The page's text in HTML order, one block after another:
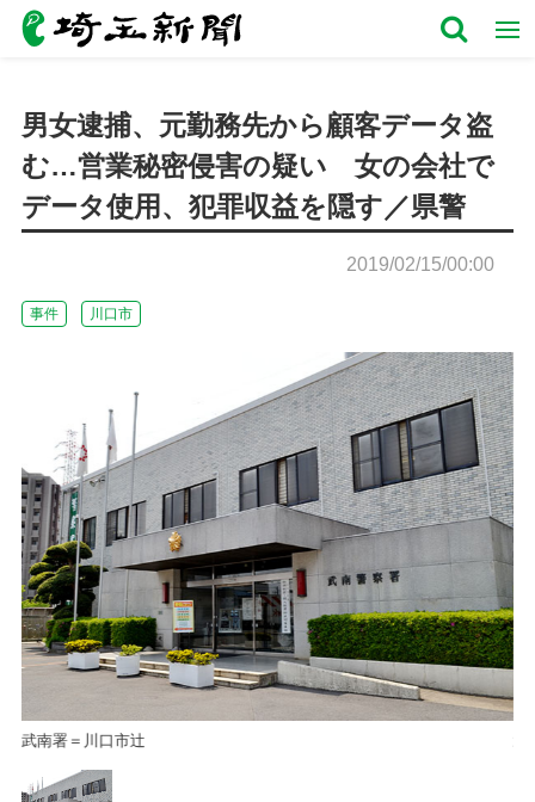
男女逮捕、元勤務先から顧客データ盗
む…営業秘密侵害の疑い 女の会社で
データ使用、犯罪収益を隠す／県警
2019/02/15/00:00
事件 川口市
武南署＝川口市辻